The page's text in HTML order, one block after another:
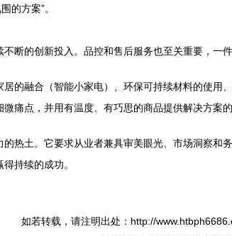
的方案”。
断的创新投入。品控和售后服务也至关重要，一
的融合（智能小家电）、环保可持续材料的使
痛点，并用有温度、有巧思的商品提供解决方案的
热土。它要求从业者兼具审美眼光、市场洞察和
持续的成功。
如若转载，请注明出处：http://